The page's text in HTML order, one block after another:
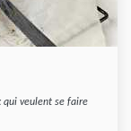
qui veulent se faire